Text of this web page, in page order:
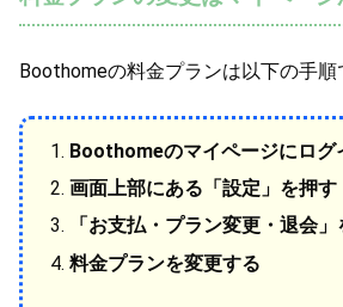
Boothomeの料金プランは以下の手順
Boothomeのマイページにログ
画面上部にある「設定」を押す
「お支払・プラン変更・退会
料金プランを変更する